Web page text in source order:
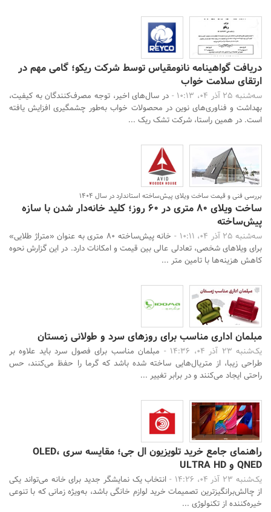
دریافت گواهینامه نانو‌مقیاس توسط شرکت ریکو؛ گامی مهم در
ارتقای سلامت خواب
سه‌شنبه 25 آذر 04، 10:13 -
در سال‌های اخیر، توجه مصرف‌کنندگان به کیفیت،
بهداشت و فناوری‌های نوین در محصولات خواب به‌طور چشمگیری افزایش یافته
است. در همین راستا، شرکت تشک ریک ...
بررسی فنی و قیمت ساخت ویلای پیش‌ساخته استاندارد در سال ۱۴۰۴
ساخت ویلای ۸۰ متری در ۶۰ روز؛ کلید خانه‌دار شدن با سازه
پیش‌ساخته
سه‌شنبه 25 آذر 04، 10:11 -
خانه پیش‌ساخته ۸۰ متری به عنوان «متراژ طلایی»
برای ویلاهای شخصی، تعادلی عالی بین قیمت و امکانات دارد. در این گزارش نحوه
کاهش هزینه‌ها با تامین متر ...
مبلمان اداری مناسب برای روزهای سرد و طولانی زمستان
یک‌شنبه 23 آذر 04، 14:36 -
مبلمان مناسب برای فصول سرد باید علاوه بر
طراحی زیبا، از متریال‌هایی ساخته شده باشد که گرما را حفظ می‌کنند، حس
راحتی ایجاد می‌کنند و در برابر تغییر ...
راهنمای جامع خرید تلویزیون ال جی؛ مقایسه سری OLED،
QNED و ULTRA HD
یک‌شنبه 23 آذر 04، 14:26 -
انتخاب یک نمایشگر جدید برای خانه می‌تواند یکی
از چالش‌برانگیزترین تصمیمات خرید لوازم خانگی باشد، به‌ویژه زمانی که با تنوعی
خیره‌کننده از تکنولوژی‌ ...